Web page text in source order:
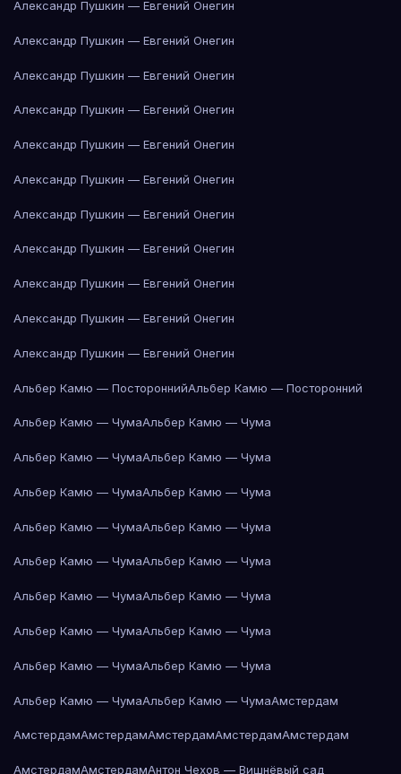
Александр Пушкин — Евгений Онегин
Александр Пушкин — Евгений Онегин
Александр Пушкин — Евгений Онегин
Александр Пушкин — Евгений Онегин
Александр Пушкин — Евгений Онегин
Александр Пушкин — Евгений Онегин
Александр Пушкин — Евгений Онегин
Александр Пушкин — Евгений Онегин
Александр Пушкин — Евгений Онегин
Александр Пушкин — Евгений Онегин
Александр Пушкин — Евгений Онегин
Альбер Камю — ПостороннийАльбер Камю — Посторонний
Альбер Камю — ЧумаАльбер Камю — Чума
Альбер Камю — ЧумаАльбер Камю — Чума
Альбер Камю — ЧумаАльбер Камю — Чума
Альбер Камю — ЧумаАльбер Камю — Чума
Альбер Камю — ЧумаАльбер Камю — Чума
Альбер Камю — ЧумаАльбер Камю — Чума
Альбер Камю — ЧумаАльбер Камю — Чума
Альбер Камю — ЧумаАльбер Камю — Чума
Альбер Камю — ЧумаАльбер Камю — ЧумаАмстердам
АмстердамАмстердамАмстердамАмстердамАмстердам
АмстердамАмстердамАнтон Чехов — Вишнёвый сад